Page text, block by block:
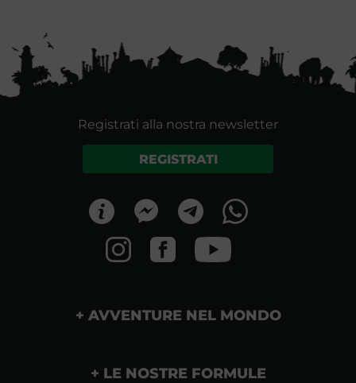
Registrati alla nostra newsletter
REGISTRATI
AVVENTURE NEL MONDO
LE NOSTRE FORMULE